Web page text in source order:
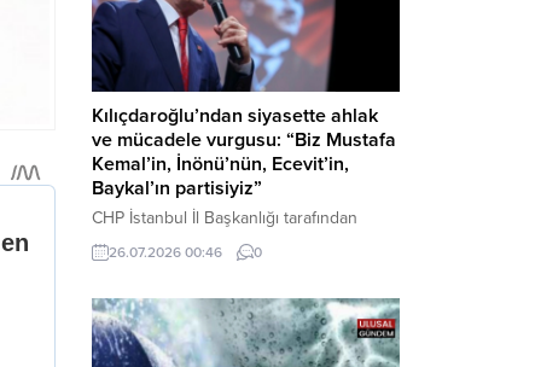
Kılıçdaroğlu’ndan siyasette ahlak
ve mücadele vurgusu: “Biz Mustafa
Kemal’in, İnönü’nün, Ecevit’in,
Baykal’ın partisiyiz”
CHP İstanbul İl Başkanlığı tarafından
düzenlenen Üye Katılım Töreni’nde
konuşan Kemal Kılıçdaroğlu; partinin
beşli çetelerle mücadeleden Aile
Destekleri Sigortası’na kadar birçok kritik
konuda sert ve net mesajlar verdi. Haber
26.07.2026 00:46 0